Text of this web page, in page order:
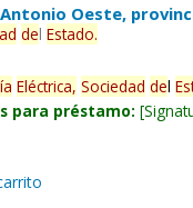
Oeste,
delEstado.
Eléctrica, Sociedad del
para préstamo: